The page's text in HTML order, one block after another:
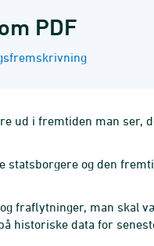
PDF
ud i fremtiden man ser,
statsborgere og den
fraflytninger, man skal
historiske data for